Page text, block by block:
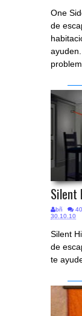
One
de
Silent
bñ 40
30.10.10
Silent
de
te